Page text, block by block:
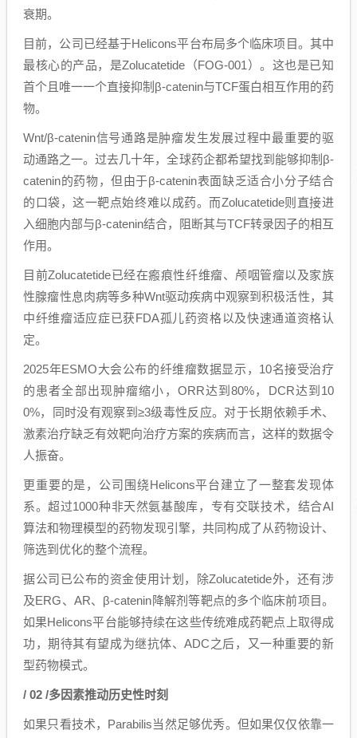
衰期。
目前，公司已经基于Helicons平台布局多个临床项目。其中
最核心的产品，是Zolucatetide（FOG-001）。这也是已知
首个且唯一一个直接抑制β-catenin与TCF蛋白相互作用的药
物。
Wnt/β-catenin信号通路是肿瘤发生发展过程中最重要的驱
动通路之一。过去几十年，全球药企都希望找到能够抑制β-
catenin的药物，但由于β-catenin表面缺乏适合小分子结合
的口袋，这一靶点始终难以成药。而Zolucatetide则直接进
入细胞内部与β-catenin结合，阻断其与TCF转录因子的相互
作用。
目前Zolucatetide已经在瘢痕性纤维瘤、颅咽管瘤以及家族
性腺瘤性息肉病等多种Wnt驱动疾病中观察到积极活性，其
中纤维瘤适应症已获FDA孤儿药资格以及快速通道资格认
定。
2025年ESMO大会公布的纤维瘤数据显示，10名接受治疗
的患者全部出现肿瘤缩小，ORR达到80%，DCR达到10
0%，同时没有观察到≥3级毒性反应。对于长期依赖手术、
激素治疗缺乏有效靶向治疗方案的疾病而言，这样的数据令
人振奋。
更重要的是，公司围绕Helicons平台建立了一整套发现体
系。超过1000种非天然氨基酸库，专有交联技术，结合AI
算法和物理模型的药物发现引擎，共同构成了从药物设计、
筛选到优化的整个流程。
据公司已公布的资金使用计划，除Zolucatetide外，还有涉
及ERG、AR、β-catenin降解剂等靶点的多个临床前项目。
如果Helicons平台能够持续在这些传统难成药靶点上取得成
功，期待其有望成为继抗体、ADC之后，又一种重要的新
型药物模式。
/ 02 /多因素推动历史性时刻
如果只看技术，Parabilis当然足够优秀。但如果仅仅依靠一